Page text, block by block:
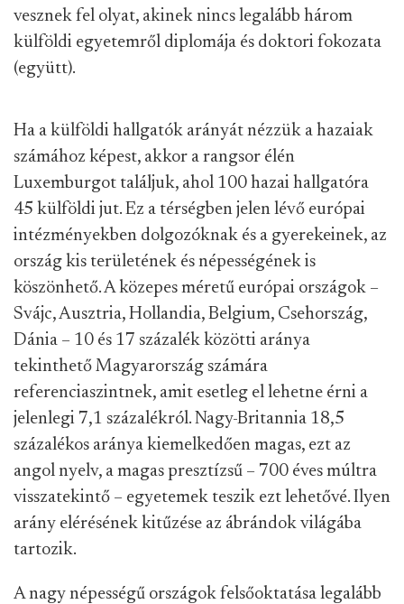
vesznek fel olyat, akinek nincs legalább három
külföldi egyetemről diplomája és doktori fokozata
(együtt).
Ha a külföldi hallgatók arányát nézzük a hazaiak
számához képest, akkor a rangsor élén
Luxemburgot találjuk, ahol 100 hazai hallgatóra
45 külföldi jut. Ez a térségben jelen lévő európai
intézményekben dolgozóknak és a gyerekeinek, az
ország kis területének és népességének is
köszönhető. A közepes méretű európai országok –
Svájc, Ausztria, Hollandia, Belgium, Csehország,
Dánia – 10 és 17 százalék közötti aránya
tekinthető Magyarország számára
referenciaszintnek, amit esetleg el lehetne érni a
jelenlegi 7,1 százalékról. Nagy-Britannia 18,5
százalékos aránya kiemelkedően magas, ezt az
angol nyelv, a magas presztízsű – 700 éves múltra
visszatekintő – egyetemek teszik ezt lehetővé. Ilyen
arány elérésének kitűzése az ábrándok világába
tartozik.
A nagy népességű országok felsőoktatása legalább